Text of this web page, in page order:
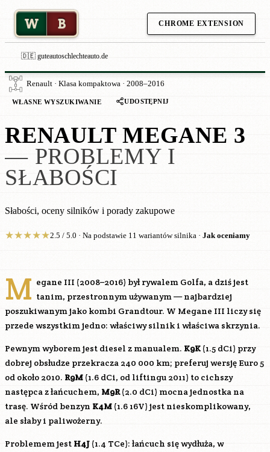
W B CHROME EXTENSION
🇩🇪 guteautoschlechteauto.de
Renault · Klasa kompaktowa · 2008–2016
WŁASNE WYSZUKIWANIE UDOSTĘPNIJ
RENAULT MEGANE 3
— PROBLEMY I
SŁABOŚCI
Słabości, oceny silników i porady zakupowe
★★★★★2.5 / 5.0 · Na podstawie 11 wariantów silnika · Jak oceniamy
M egane III (2008–2016) był rywalem Golfa, a dziś jest
tanim, przestronnym używanym — najbardziej
poszukiwanym jako kombi Grandtour. W Megane III liczy się
przede wszystkim jedno: właściwy silnik i właściwa skrzynia.
Pewnym wyborem jest diesel z manualem. K9K (1.5 dCi) przy
dobrej obsłudze przekracza 240 000 km; preferuj wersję Euro 5
od około 2010. R9M (1.6 dCi, od liftingu 2011) to cichszy
następca z łańcuchem, M9R(2.0 dCi) mocna jednostka na
trasę. Wśród benzyn K4M (1.6 16V) jest nieskomplikowany,
ale słaby i paliwożerny.
Problemem jest H4J (1.4 TCe): łańcuch się wydłuża, w